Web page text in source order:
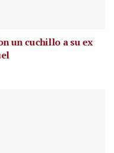
un cuchillo a su ex